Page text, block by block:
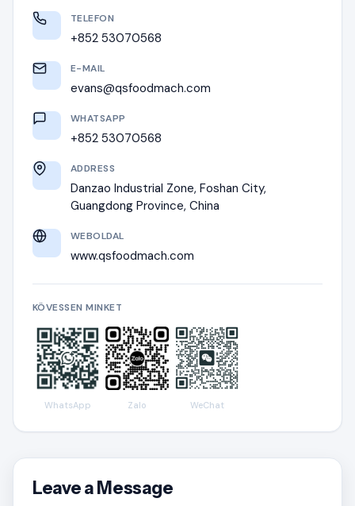
TELEFON
+852 53070568
E-MAIL
evans@qsfoodmach.com
WHATSAPP
+852 53070568
ADDRESS
Danzao Industrial Zone, Foshan City,
Guangdong Province, China
WEBOLDAL
www.qsfoodmach.com
KÖVESSEN MINKET
WhatsApp Zalo WeChat
Leave a Message